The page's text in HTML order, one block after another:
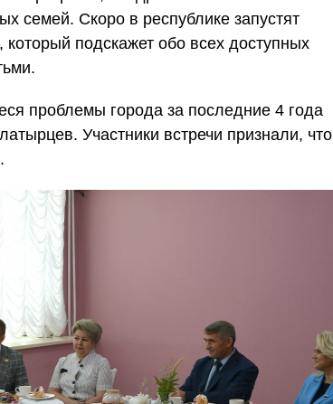
семей. Скоро в республике запустят
подскажет обо всех доступных
проблемы города за последние 4 года
Участники встречи признали, что